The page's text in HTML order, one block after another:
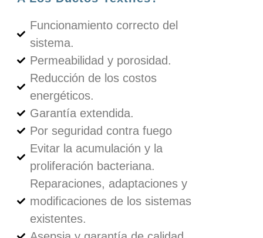
Funcionamiento correcto del
sistema.
Permeabilidad y porosidad.
Reducción de los costos
energéticos.
Garantía extendida.
Por seguridad contra fuego
Evitar la acumulación y la
proliferación bacteriana.
Reparaciones, adaptaciones y
modificaciones de los sistemas
existentes.